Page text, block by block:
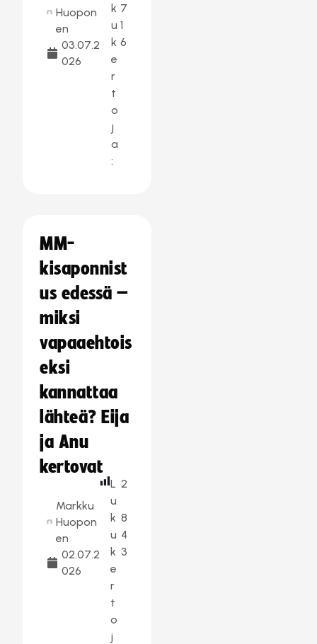
Huopon
en
03.07.2
026
k
u
k
e
r
t
o
j
a
:
7
1
6
MM-
kisaponnist
us edessä –
miksi
vapaaehtois
eksi
kannattaa
lähteä? Eija
ja Anu
kertovat
Markku
Huopon
en
02.07.2
026
L
u
k
u
k
e
r
t
o
j
2
8
4
3